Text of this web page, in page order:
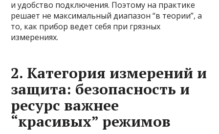
и удобство подключения. Поэтому на практике
решает не максимальный диапазон “в теории”, а
то, как прибор ведет себя при грязных
измерениях.
2. Категория измерений и
защита: безопасность и
ресурс важнее
“красивых” режимов